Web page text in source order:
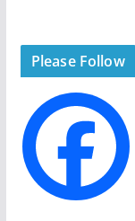
r
e
s
Please Follow